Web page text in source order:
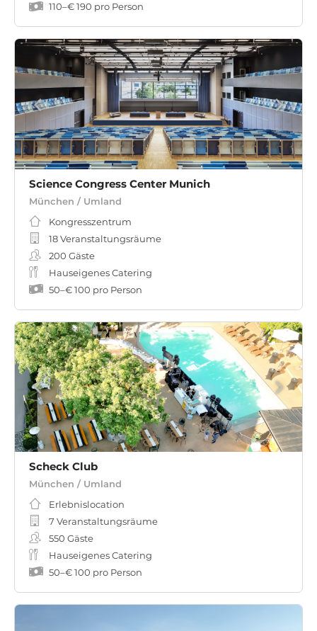
110–€ 190 pro Person
Science Congress Center Munich
München / Umland
Kongresszentrum
18 Veranstaltungsräume
200 Gäste
Hauseigenes Catering
50–€ 100 pro Person
Scheck Club
München / Umland
Erlebnislocation
7 Veranstaltungsräume
550 Gäste
Hauseigenes Catering
50–€ 100 pro Person